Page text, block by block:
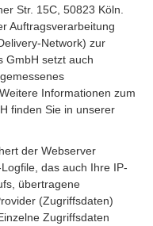
Str. 15C, 50823 Köln.
Auftragsverarbeitung
Network) zur
GmbH setzt auch
Informationen zum
finden Sie in unserer
der Webserver
das auch Ihre IP-
übertragene
(Zugriffsdaten)
Zugriffsdaten